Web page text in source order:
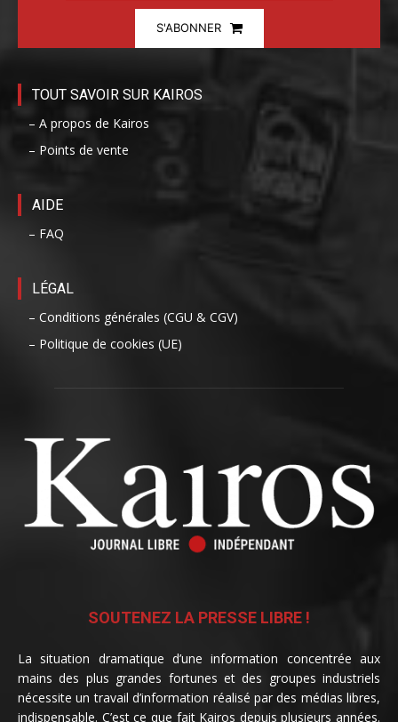
S'ABONNER
TOUT SAVOIR SUR KAIROS
– A propos de Kairos
– Points de vente
AIDE
– FAQ
LÉGAL
– Conditions générales (CGU & CGV)
– Politique de cookies (UE)
SOUTENEZ LA PRESSE LIBRE !
La situation dramatique d’une information concentrée aux
mains des plus grandes fortunes et des groupes industriels
nécessite un travail d’information réalisé par des médias libres,
indispensable. C’est ce que fait Kairos depuis plusieurs années.